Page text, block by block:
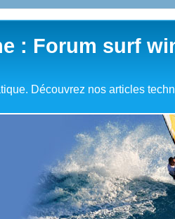
: Forum surf
Découvrez nos articles